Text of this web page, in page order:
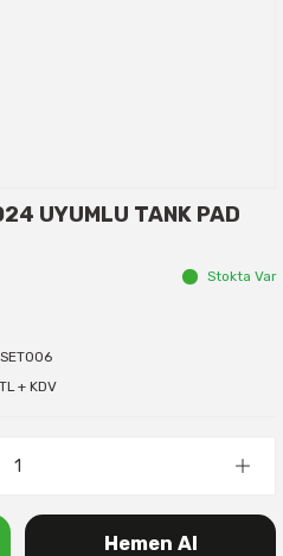
UYUMLU TANK PAD
Stokta Var
+ KDV
Hemen Al